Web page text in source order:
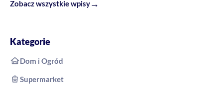
Zobacz wszystkie wpisy→
Kategorie
Dom i Ogród
Supermarket